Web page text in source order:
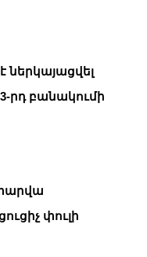
ներկայացվել
րդ բանակումի
փուլի